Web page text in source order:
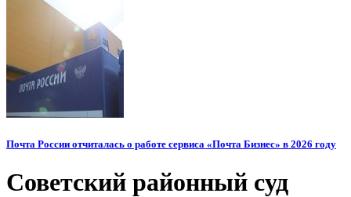
Почта России отчиталась о работе сервиса «Почта Бизнес» в 2026 году
Советский районный суд